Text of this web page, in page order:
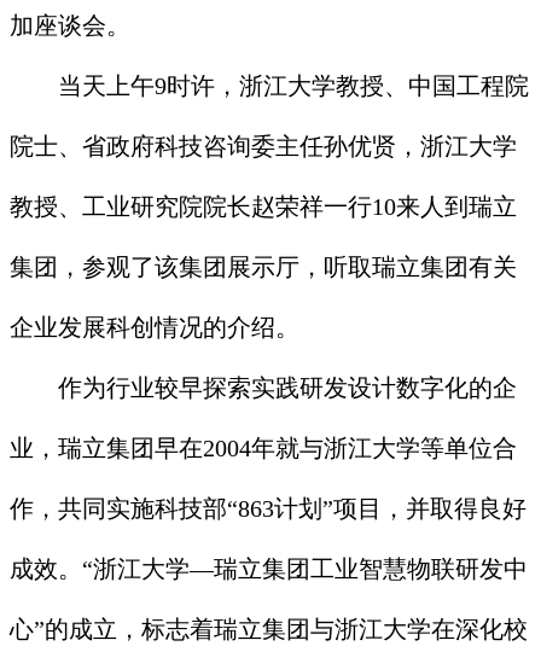
加座谈会。
当天上午9时许，浙江大学教授、中国工程院
院士、省政府科技咨询委主任孙优贤，浙江大学
教授、工业研究院院长赵荣祥一行10来人到瑞立
集团，参观了该集团展示厅，听取瑞立集团有关
企业发展科创情况的介绍。
作为行业较早探索实践研发设计数字化的企
业，瑞立集团早在2004年就与浙江大学等单位合
作，共同实施科技部“863计划”项目，并取得良好
成效。“浙江大学—瑞立集团工业智慧物联研发中
心”的成立，标志着瑞立集团与浙江大学在深化校